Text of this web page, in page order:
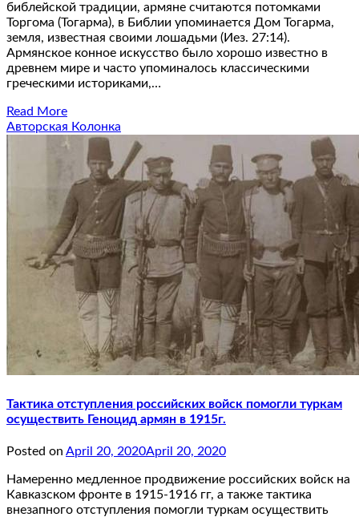
библейской традиции, армяне считаются потомками
Торгома (Тогарма), в Библии упоминается Дом Тогарма,
земля, известная своими лошадьми (Иез. 27:14).
Армянское конное искусство было хорошо известно в
древнем мире и часто упоминалось классическими
греческими историками,…
Read More
Авторская Колонка
Тактика отступления российских войск помогли туркам
осуществить Геноцид армян в 1915г.
Posted on April 20, 2020April 20, 2020
Намеренно медленное продвижение российских войск на
Кавказском фронте в 1915-1916 гг, а также тактика
внезапного отступления помогли туркам осуществить